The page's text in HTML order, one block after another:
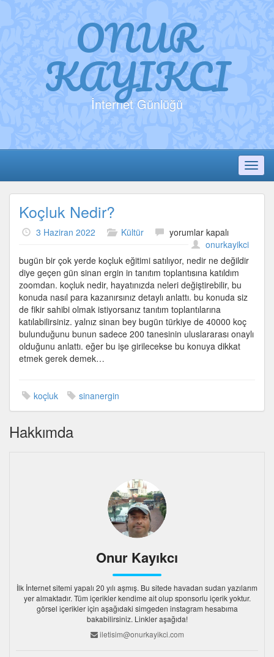
ONUR
KAYIKCI
İnternet Günlüğü
Koçluk Nedir?
3 Haziran 2022 Kültür
Koçluk
Nedir?
için
yorumlar kapalı
onurkayikci
bugün bir çok yerde koçluk eğitimi satılıyor, nedir ne değildir
diye geçen gün sinan ergin in tanıtım toplantısına katıldım
zoomdan. koçluk nedir, hayatınızda neleri değiştirebilir, bu
konuda nasıl para kazanırsınız detaylı anlattı. bu konuda siz
de fikir sahibi olmak istiyorsanız tanıtım toplantılarına
katılabilirsiniz. yalnız sinan bey bugün türkiye de 40000 koç
bulunduğunu bunun sadece 200 tanesinin uluslararası onaylı
olduğunu anlattı. eğer bu işe girilecekse bu konuya dikkat
etmek gerek demek…
koçluk sinanergin
Hakkımda
Onur Kayıkcı
İlk İnternet sitemi yapalı 20 yılı aşmış. Bu sitede havadan sudan yazılarım
yer almaktadır. Tüm içerikler kendime ait olup sponsorlu içerik yoktur.
görsel içerikler için aşağıdaki simgeden instagram hesabıma
bakabilirsiniz. Linkler aşağıda!
iletisim@onurkayikci.com